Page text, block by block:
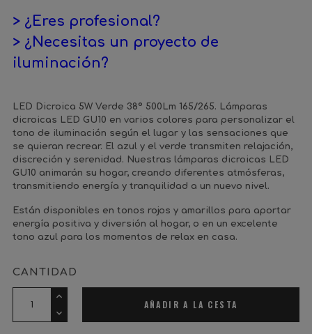
> ¿Eres profesional?
> ¿Necesitas un proyecto de
iluminación?
LED Dicroica 5W Verde 38º 500Lm 165/265. Lámparas
dicroicas LED GU10 en varios colores para personalizar el
tono de iluminación según el lugar y las sensaciones que
se quieran recrear. El azul y el verde transmiten relajación,
discreción y serenidad. Nuestras lámparas dicroicas LED
GU10 animarán su hogar, creando diferentes atmósferas,
transmitiendo energía y tranquilidad a un nuevo nivel.
Están disponibles en tonos rojos y amarillos para aportar
energía positiva y diversión al hogar, o en un excelente
tono azul para los momentos de relax en casa.
CANTIDAD
AÑADIR A LA CESTA